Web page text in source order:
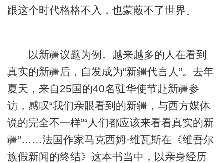
跟这个时代格格不入，也蒙蔽不了世界。
以新疆议题为例。越来越多的人在看到
真实的新疆后，自发成为“新疆代言人”。去年
夏天，来自25国的40名驻华使节赴新疆参
访，感叹“我们亲眼看到的新疆，与西方媒体
说的完全不一样”“人们都应该来看看真实的新
疆”……法国作家马克西姆·维瓦斯在《维吾尔
族假新闻的终结》这本书当中，以亲身经历